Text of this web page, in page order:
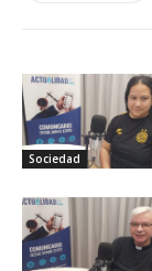
Sociedad